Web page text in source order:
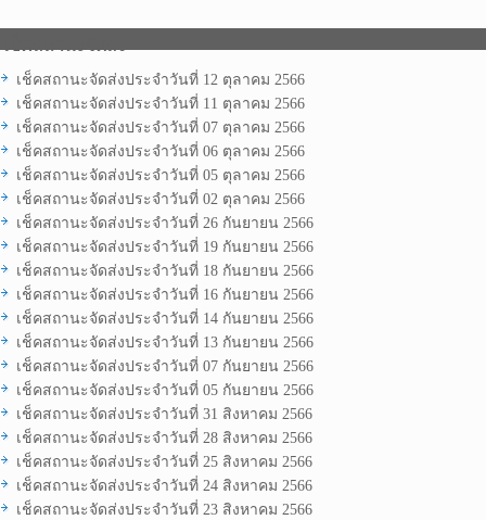
เช็คสถานะจัดส่ง
เช็คสถานะจัดส่งประจำวันที่ 12 ตุลาคม 2566
เช็คสถานะจัดส่งประจำวันที่ 11 ตุลาคม 2566
เช็คสถานะจัดส่งประจำวันที่ 07 ตุลาคม 2566
เช็คสถานะจัดส่งประจำวันที่ 06 ตุลาคม 2566
เช็คสถานะจัดส่งประจำวันที่ 05 ตุลาคม 2566
เช็คสถานะจัดส่งประจำวันที่ 02 ตุลาคม 2566
เช็คสถานะจัดส่งประจำวันที่ 26 กันยายน 2566
เช็คสถานะจัดส่งประจำวันที่ 19 กันยายน 2566
เช็คสถานะจัดส่งประจำวันที่ 18 กันยายน 2566
เช็คสถานะจัดส่งประจำวันที่ 16 กันยายน 2566
เช็คสถานะจัดส่งประจำวันที่ 14 กันยายน 2566
เช็คสถานะจัดส่งประจำวันที่ 13 กันยายน 2566
เช็คสถานะจัดส่งประจำวันที่ 07 กันยายน 2566
เช็คสถานะจัดส่งประจำวันที่ 05 กันยายน 2566
เช็คสถานะจัดส่งประจำวันที่ 31 สิงหาคม 2566
เช็คสถานะจัดส่งประจำวันที่ 28 สิงหาคม 2566
เช็คสถานะจัดส่งประจำวันที่ 25 สิงหาคม 2566
เช็คสถานะจัดส่งประจำวันที่ 24 สิงหาคม 2566
เช็คสถานะจัดส่งประจำวันที่ 23 สิงหาคม 2566